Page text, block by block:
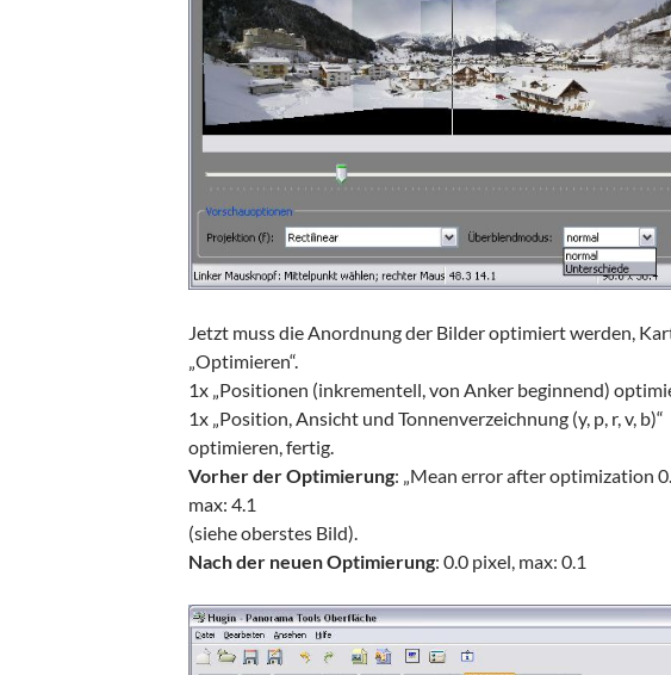
Jetzt muss die Anordnung der Bilder optimiert werden,
„Optimieren“.
1x „Positionen (inkrementell, von Anker beginnend)
1x „Position, Ansicht und Tonnenverzeichnung (y, p, r, v, b)“
optimieren, fertig.
Vorher der Optimierung: „Mean error after optimization
max: 4.1
(siehe oberstes Bild).
Nach der neuen Optimierung: 0.0 pixel, max: 0.1